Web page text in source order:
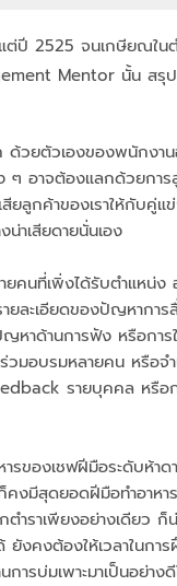
ต่ปี 2525 จนเกษียณใน
Mentor นั้น ส
ด้วยตัวเองของพนักงาน
ๆ อาจต้องแลกด้วยกา
ยลูกค้าของเราให้กับคู่
าเสียดายนั่นเอง
คนที่เพิ่งได้รับตำแหน่ง
ยละเอียดของปัญหากา
าด้านการฟัง หรือการ
วมอบรมหลายคน หรือจ
รายบุคคล หรือ
รของเชฟฝีมือระดับห้าด
งมีสุดยอดฝีมือทำอาหา
ตำราเพียงอย่างเดียว
ด้ ยังคงต้องให้เวลาใ
ารบ่มเพาะมาเป็นอย่าง